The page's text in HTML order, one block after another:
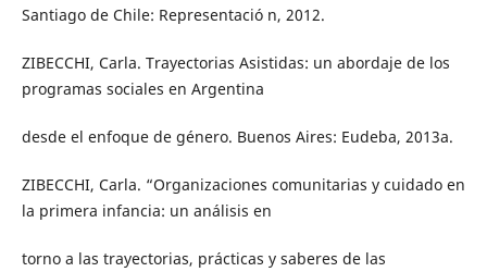
Santiago de Chile: Representació n, 2012.
ZIBECCHI, Carla. Trayectorias Asistidas: un abordaje de los
programas sociales en Argentina
desde el enfoque de género. Buenos Aires: Eudeba, 2013a.
ZIBECCHI, Carla. “Organizaciones comunitarias y cuidado en
la primera infancia: un análisis en
torno a las trayectorias, prácticas y saberes de las